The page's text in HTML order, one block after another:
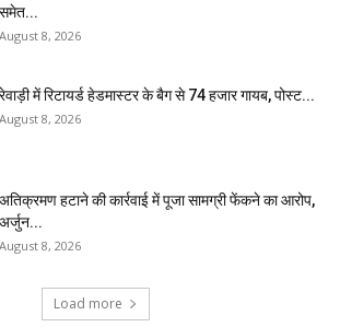
समेत...
August 8, 2026
रेवाड़ी में रिटायर्ड हेडमास्टर के बैग से ₹74 हजार गायब, पोस्ट...
August 8, 2026
अतिक्रमण हटाने की कार्रवाई में पूजा सामग्री फेंकने का आरोप,
अर्जुन...
August 8, 2026
Load more